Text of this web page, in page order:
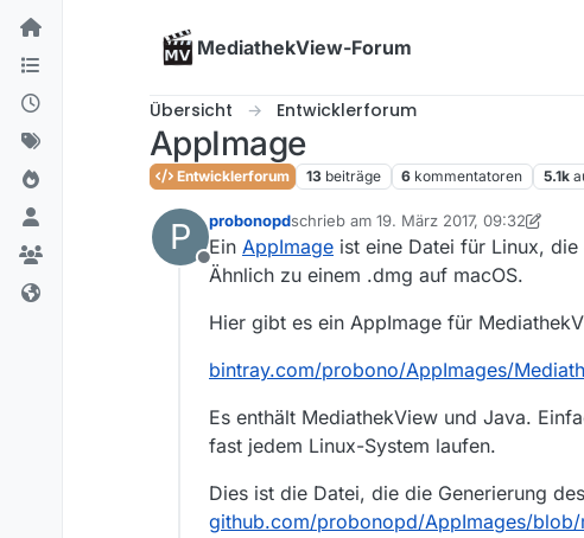
Skip to content
MediathekView-Forum
Übersicht Entwicklerforum
AppImage
Entwicklerforum 13 beiträge 6 kommentatoren 5.1k
P
Offline
probonopdschrieb am 19. März 2017, 09:32
zuletzt editiert von alex
Ein AppImage ist eine Datei für Linux,
Ähnlich zu einem .dmg auf macOS.
Hier gibt es ein AppImage für
bintray.com/probono/AppImages/
Es enthält MediathekView und Java.
fast jedem Linux-System laufen.
Dies ist die Datei, die die Generierung
github.com/probonopd/AppImages/